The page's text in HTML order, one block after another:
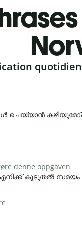
ചെയ്യാൻ
denne oppgaven
എനിക്ക് കൂടുതൽ സമയം